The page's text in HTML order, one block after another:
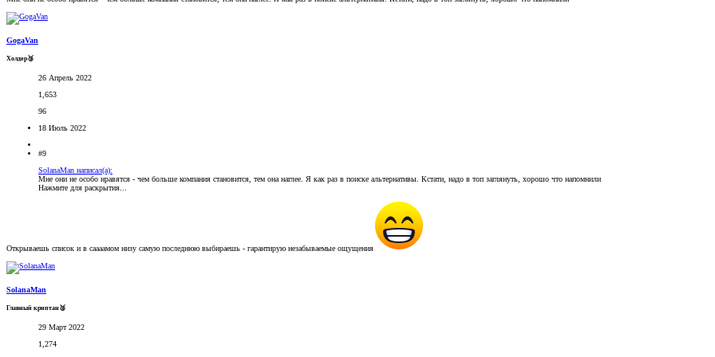
GogaVan
Холдер🥉
26 Апрель 2022
1,653
96
18 Июль 2022
#9
SolanaMan написал(а):
Мне они не особо нравятся - чем больше компания становится, тем она наглее. Я как раз в поиске альтернативы. Кстати, надо в топ заглянуть, хорошо что напомнили
Нажмите для раскрытия...
Открываешь список и в саааамом низу самую последнюю выбираешь - гарантирую незабываемые ощущения
SolanaMan
Главный криптан🥈
29 Март 2022
1,274